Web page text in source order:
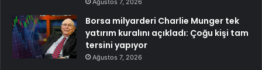
Ağustos 7, 2026
Borsa milyarderi Charlie Munger tek
yatırım kuralını açıkladı: Çoğu kişi tam
tersini yapıyor
Ağustos 7, 2026